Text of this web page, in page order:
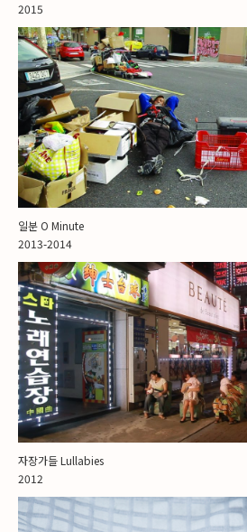
2015
일분 O Minute
2013-2014
자장가들 Lullabies
2012